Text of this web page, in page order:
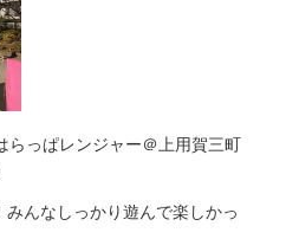
らっぱレンジャー＠上用賀三町
んなしっかり遊んで楽しかっ